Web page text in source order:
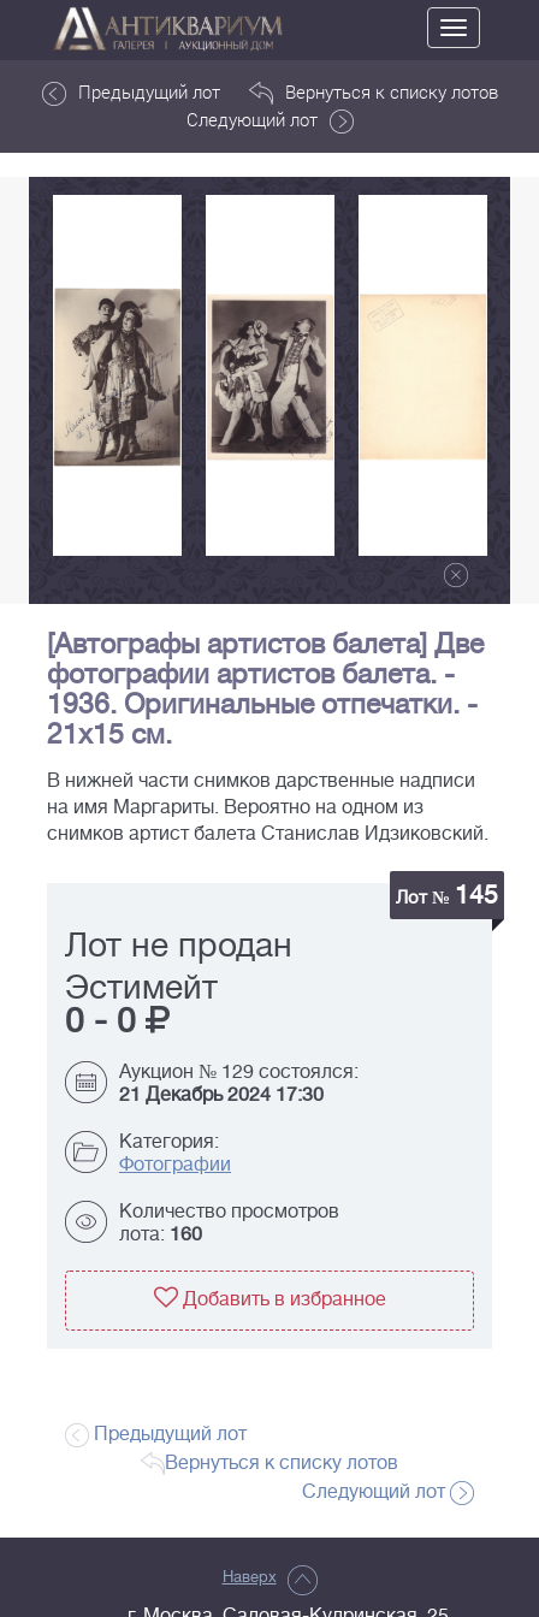
Toggle
navigation
Предыдущий лот
Вернуться к списку лотов
Следующий лот
[Автографы артистов балета] Две
фотографии артистов балета. -
1936. Оригинальные отпечатки. -
21х15 см.
В нижней части снимков дарственные надписи
на имя Маргариты. Вероятно на одном из
снимков артист балета Станислав Идзиковский.
Лот № 145
Лот не продан
Эстимейт
0 - 0
Аукцион № 129 состоялся:
21 Декабрь 2024 17:30
Категория:
Фотографии
Количество просмотров
лота: 160
Добавить в избранное
Предыдущий лот
Вернуться к списку лотов
Следующий лот
Наверх